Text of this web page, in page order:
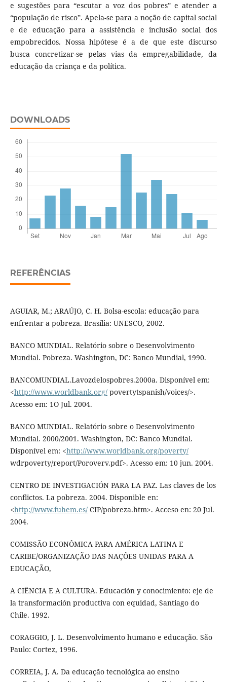
e sugestões para “escutar a voz dos pobres” e atender a
“população de risco”. Apela-se para a noção de capital social
e de educação para a assistência e inclusão social dos
empobrecidos. Nossa hipótese é a de que este discurso
busca concretizar-se pelas vias da empregabilidade, da
educação da criança e da política.
DOWNLOADS
REFERÊNCIAS
AGUIAR, M.; ARAÚJO, C. H. Bolsa-escola: educação para
enfrentar a pobreza. Brasília: UNESCO, 2002.
BANCO MUNDIAL. Relatório sobre o Desenvolvimento
Mundial. Pobreza. Washington, DC: Banco Mundial, 1990.
BANCOMUNDIAL.Lavozdelospobres.2000a. Disponível em:
<http://www.worldbank.org/povertytspanish/voices/>.
Acesso em: 1O Jul. 2004.
BANCO MUNDIAL. Relatório sobre o Desenvolvimento
Mundial. 2000/2001. Washington, DC: Banco Mundial.
Disponível em: <http://www.worldbank.org/poverty/
wdrpoverty/report/Poroverv.pdf>. Acesso em: 10 jun. 2004.
CENTRO DE INVESTIGACIÓN PARA LA PAZ. Las claves de los
conflictos. La pobreza. 2004. Disponible en:
<http://www.fuhem.es/CIP/pobreza.htm>. Acceso en: 20 Jul.
2004.
COMISSÃO ECONÔMICA PARA AMÉRICA LATINA E
CARIBE/ORGANIZAÇÃO DAS NAÇÔES UNIDAS PARA A
EDUCAÇÃO,
A CIÊNCIA E A CULTURA. Educación y conocimiento: eje de
la transformación productiva con equidad, Santiago do
Chile. 1992.
CORAGGIO, J. L. Desenvolvimento humano e educação. São
Paulo: Cortez, 1996.
CORREIA, J. A. Da educação tecnológica ao ensino